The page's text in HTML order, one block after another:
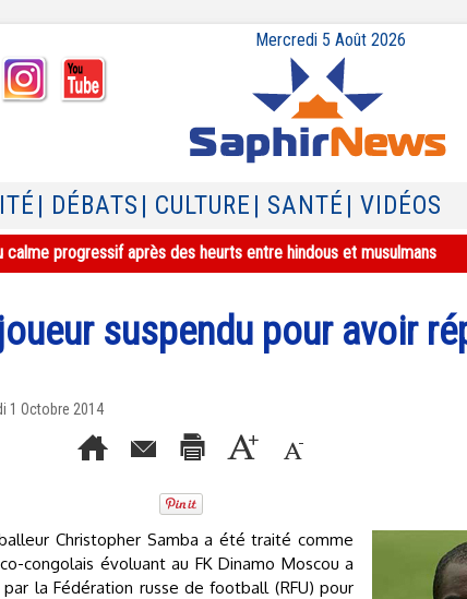
Mercredi 5 Août 2026
| DÉBATS | CULTURE | SANTÉ | VIDÉOS
calme progressif après des heurts entre hindous et musulmans
suspendu pour avoir
1 Octobre 2014
Christopher Samba a été traité comme
congolais évoluant au FK Dinamo Moscou a
la Fédération russe de football (RFU) pour